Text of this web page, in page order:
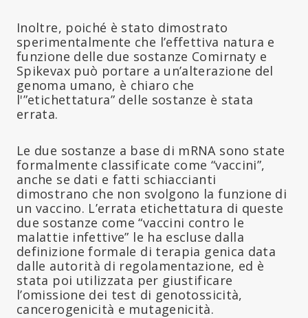
Inoltre, poiché è stato dimostrato
sperimentalmente che l’effettiva natura e
funzione delle due sostanze Comirnaty e
Spikevax può portare a un’alterazione del
genoma umano, è chiaro che
l'”etichettatura” delle sostanze è stata
errata.
Le due sostanze a base di mRNA sono state
formalmente classificate come “vaccini”,
anche se dati e fatti schiaccianti
dimostrano che non svolgono la funzione di
un vaccino. L’errata etichettatura di queste
due sostanze come “vaccini contro le
malattie infettive” le ha escluse dalla
definizione formale di terapia genica data
dalle autorità di regolamentazione, ed è
stata poi utilizzata per giustificare
l’omissione dei test di genotossicità,
cancerogenicità e mutagenicità.